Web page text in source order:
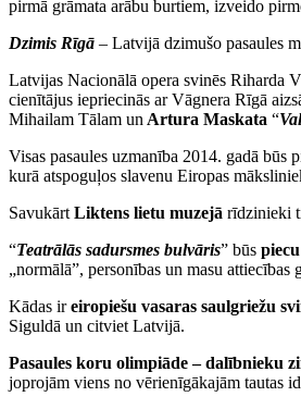
pirmā grāmata arābu burtiem, izveido
Dzimis Rīgā – Latvijā dzimušo pasaules
Latvijas Nacionālā opera svinēs Riharda
cienītājus iepriecinās ar Vāgnera Rīgā
Mihailam Tālam un Artura Maskata “
Visas pasaules uzmanība 2014. gadā būs
kurā atspoguļos slavenu Eiropas
Savukārt Liktens lietu muzejā rīdzinieki
“Teatrālās sadursmes bulvāris” būs
„normālā”, personības un masu
Kādas ireiropiešu vasaras saulgriežu
Siguldā un citviet Latvijā.
Pasaules koru olimpiāde – dalībnieku
joprojām viens no vērienīgākajām tautas